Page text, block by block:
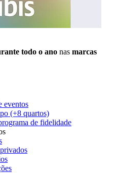
todo o ano nas marcas
eventos
(+8 quartos)
de fidelidade